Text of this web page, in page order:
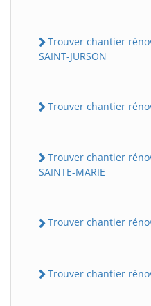
Trouver chantier
SAINT-JURSON
Trouver chantier
Trouver chantier
SAINTE-MARIE
Trouver chantier
Trouver chantier